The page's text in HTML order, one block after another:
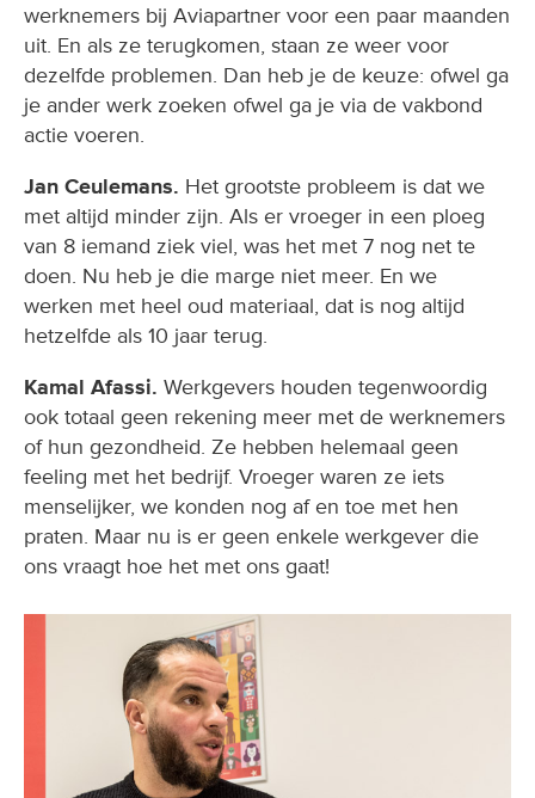
werknemers bij Aviapartner voor een paar maanden
uit. En als ze terugkomen, staan ze weer voor
dezelfde problemen. Dan heb je de keuze: ofwel ga
je ander werk zoeken ofwel ga je via de vakbond
actie voeren.
Jan Ceulemans. Het grootste probleem is dat we
met altijd minder zijn. Als er vroeger in een ploeg
van 8 iemand ziek viel, was het met 7 nog net te
doen. Nu heb je die marge niet meer. En we
werken met heel oud materiaal, dat is nog altijd
hetzelfde als 10 jaar terug.
Kamal Afassi. Werkgevers houden tegenwoordig
ook totaal geen rekening meer met de werknemers
of hun gezondheid. Ze hebben helemaal geen
feeling met het bedrijf. Vroeger waren ze iets
menselijker, we konden nog af en toe met hen
praten. Maar nu is er geen enkele werkgever die
ons vraagt hoe het met ons gaat!